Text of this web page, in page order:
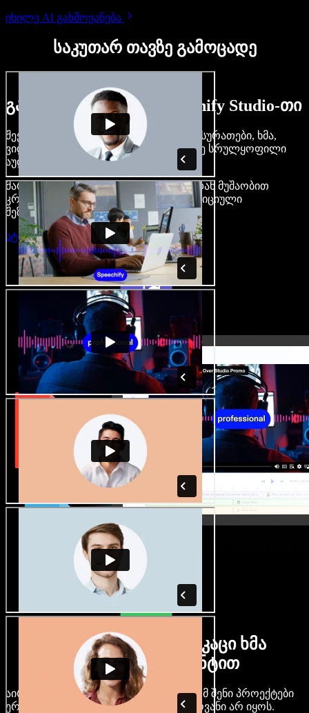
იხილე AI გახმოვანება
საკუთარ თავზე გამოცადე
გაიგე, რას შეძლებ Speechify Studio-თი
შექმენი გახმოვანება, დაამატე უფასო სურათები, ხმა,
ვიდეო, დააკლონირე შენი ხმა — ააწყე სრულყოფილი
აუდიო-ვიდეო პროექტები.
მარტივი ინტერფეისით და ბრაუზერიდან მუშაობით
კრეატორები თავისუფლდებიან ტრადიციული
შეზღუდვებისგან.
სტუდიის გახსნა
ბევრი ქალი და მამაკაცი ხმა
ნებისმიერი აქცენტით
აირჩიე ასობით AI ხმა და აქცენტი, რომ შენი პროექტები
ერთმანეთს არ ჰგავდეს და ერთფეროვანი არ იყოს.